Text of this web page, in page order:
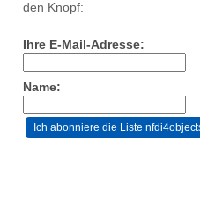
den Knopf:
Ihre E-Mail-Adresse:
Name: